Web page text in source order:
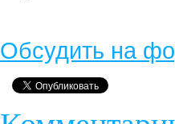
Обсудить на